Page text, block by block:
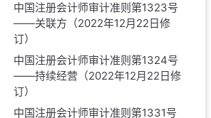
中国注册会计师审计准则第1323号
——关联方（2022年12月22日修
订）
中国注册会计师审计准则第1324号
——持续经营（2022年12月22日修
订）
中国注册会计师审计准则第1331号